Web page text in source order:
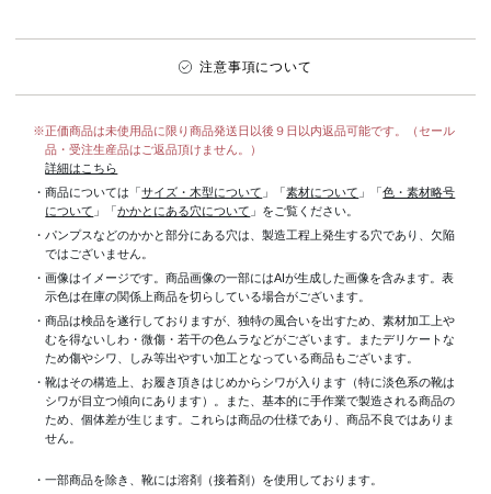
注意事項について
※正価商品は未使用品に限り商品発送日以後９日以内返品可能です。（セール
品・受注生産品はご返品頂けません。）
詳細はこちら
・商品については「サイズ・木型について 」「素材について 」「色・素材略号
について 」「かかとにある穴について 」をご覧ください。
・パンプスなどのかかと部分にある穴は、製造工程上発生する穴であり、欠陥
ではございません。
・画像はイメージです。商品画像の一部にはAIが生成した画像を含みます。表
示色は在庫の関係上商品を切らしている場合がございます。
・商品は検品を遂行しておりますが、独特の風合いを出すため、素材加工上
むを得ないしわ・微傷・若干の色ムラなどがございます。またデリケートな
ため傷やシワ、しみ等出やすい加工となっている商品もございます。
・靴はその構造上、お履き頂きはじめからシワが入ります（特に淡色系の靴は
シワが目立つ傾向にあります）。また、基本的に手作業で製造される商品の
ため、個体差が生じます。これらは商品の仕様であり、商品不良ではありま
せん。
・一部商品を除き、靴には溶剤（接着剤）を使用しております。